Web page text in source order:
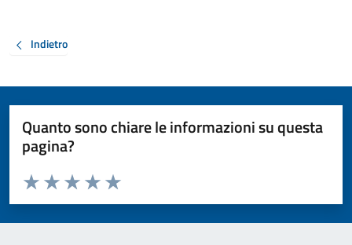
Indietro
Quanto sono chiare le informazioni su questa
pagina?
Valuta da 1 a 5 stelle la pagina
Valuta 5 stelle su 5
Valuta 4 stelle su 5
Valuta 3 stelle su 5
Valuta 2 stelle su 5
Valuta 1 stelle su 5